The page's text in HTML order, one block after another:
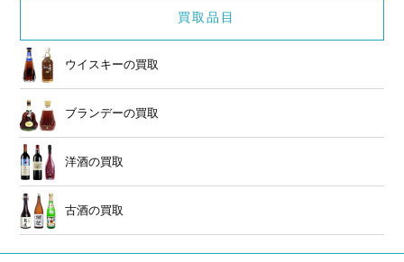
買取品目
ウイスキーの買取
ブランデーの買取
洋酒の買取
古酒の買取